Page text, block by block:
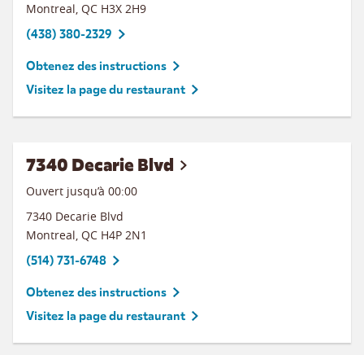
Montreal, QC H3X 2H9
(438) 380-2329
Obtenez des instructions
Visitez la page du restaurant
7340 Decarie Blvd
Ouvert jusqu’à 00:00
7340 Decarie Blvd
Montreal, QC H4P 2N1
(514) 731-6748
Obtenez des instructions
Visitez la page du restaurant